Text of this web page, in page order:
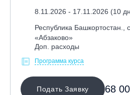
МЕСТО ПРОВЕДЕНИЯ
Байкальск, ГЛЦ «Гора
8.11.2026 - 17.11.2026 (10
Республика Башкортостан.,
«Абзаково»
Доп. расходы
Программа курса
Подать Заявку 68